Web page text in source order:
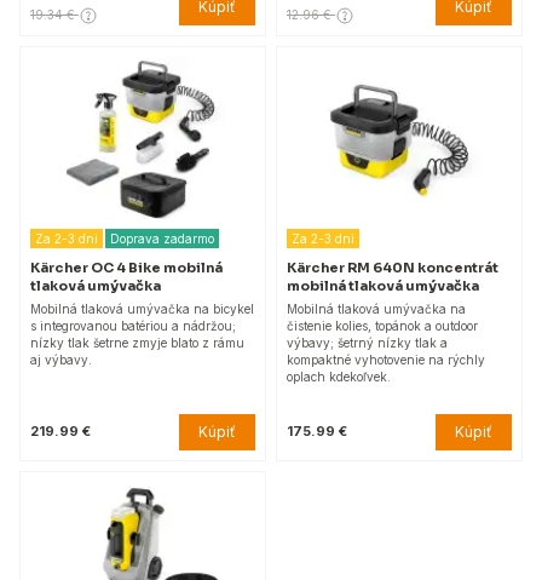
19.34 € Kúpiť 12.96 € Kúpiť
Za 2-3 dni Doprava zadarmo
Kärcher OC 4 Bike mobilná
tlaková umývačka
Mobilná tlaková umývačka na bicykel
s integrovanou batériou a nádržou;
nízky tlak šetrne zmyje blato z rámu
aj výbavy.
219.99 € Kúpiť
Za 2-3 dni
Kärcher RM 640N koncentrát
mobilná tlaková umývačka
Mobilná tlaková umývačka na
čistenie kolies, topánok a outdoor
výbavy; šetrný nízky tlak a
kompaktné vyhotovenie na rýchly
oplach kdekoľvek.
175.99 € Kúpiť